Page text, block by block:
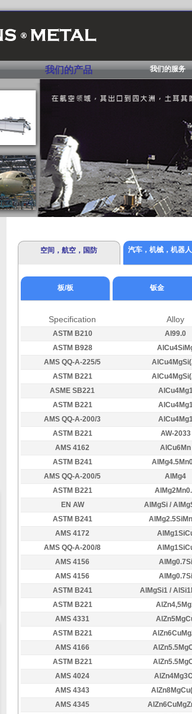
我们的产品 我们的服务
空间，航空，国防 汽车，机械，机器
板/板 钣金
Specification Alloy
ASTM B210 Al99.0
ASTM B928
AMS QQ-A-225/5
ASTM B221
ASME SB221
ASTM B221
AMS QQ-A-200/3
ASTM B221
AW-2033
AMS 4162
AlCu6Mn
ASTM B241
AMS QQ-A-200/5
AlMg4
ASTM B221
EN AW
AlMgSi /
ASTM B241
AMS 4172
AMS QQ-A-200/8
AMS 4156
AlMg0.7Si
AMS 4156
AlMg0.7Si
ASTM B241
AlMgSi1 /
ASTM B221
AMS 4331
ASTM B221
AMS 4166
ASTM B221
AMS 4024
AMS 4343
AMS 4345